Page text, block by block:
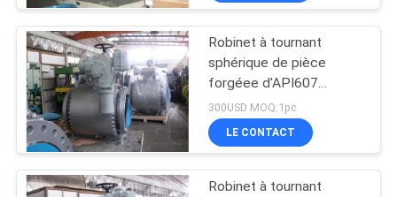
PROPOS
DE
NOUS
VISITE
D'USINE
Robinet à tournant
sphérique actionné
pneumatique
10
Robinet à tournant
sphérique de pièce
forgéee d'API607
2500LB, NPS 60" type
robinet de tourillon à
tournant sphérique
300USD MOQ:1pc
LE CONTACT
Robinet à tournant